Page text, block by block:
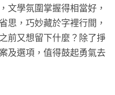
文學氛圍掌握得相當好，
思，巧妙藏於字裡行間，
前又想留下什麼？除了掙
及選項，值得鼓起勇氣去